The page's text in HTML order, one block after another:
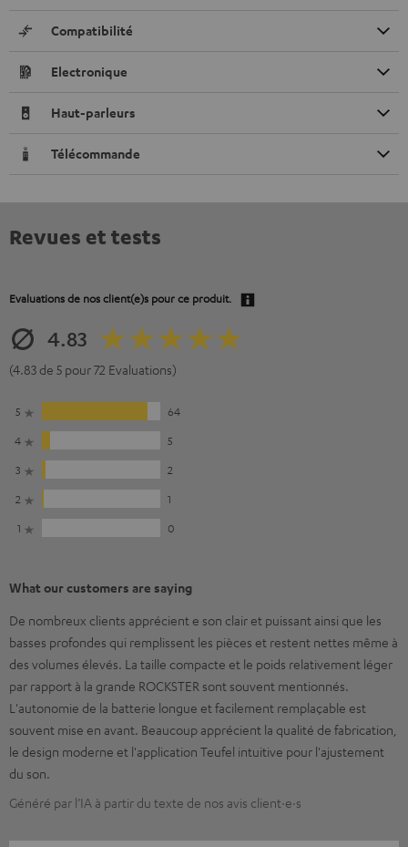
Compatibilité
Electronique
Haut-parleurs
Télécommande
Revues et tests
Evaluations de nos client(e)s pour ce produit.
4.83
(4.83 de 5 pour 72 Evaluations)
5
64
4
5
3
2
2
1
1
0
What our customers are saying
De nombreux clients apprécient e son clair et puissant ainsi que les
basses profondes qui remplissent les pièces et restent nettes même à
des volumes élevés. La taille compacte et le poids relativement léger
par rapport à la grande ROCKSTER sont souvent mentionnés.
L'autonomie de la batterie longue et facilement remplaçable est
souvent mise en avant. Beaucoup apprécient la qualité de fabrication,
le design moderne et l'application Teufel intuitive pour l'ajustement
du son.
Généré par l’IA à partir du texte de nos avis client·e·s